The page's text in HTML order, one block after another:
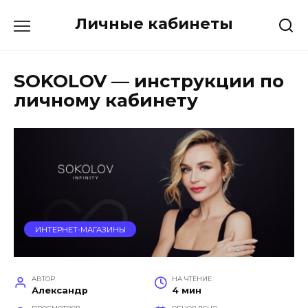
Личные кабинеты
SOKOLOV — инструкции по
личному кабинету
ИНТЕРНЕТ-МАГАЗИНЫ
АВТОР
Александр
НА ЧТЕНИЕ
4 мин